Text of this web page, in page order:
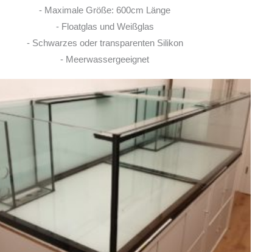
- Maximale Größe: 600cm Länge
- Floatglas und Weißglas
- Schwarzes oder transparenten Silikon
- Meerwassergeeignet